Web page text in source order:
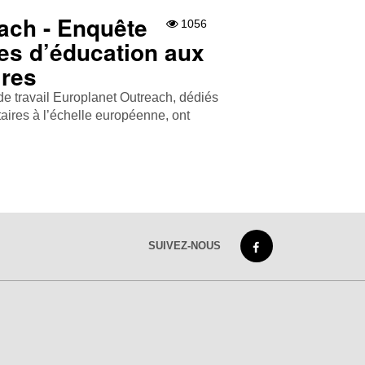
1056
- Enquête
d’éducation aux
travail Europlanet Outreach, dédiés
à l’échelle européenne, ont
SUIVEZ-NOUS